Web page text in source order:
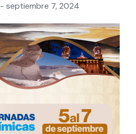
- septiembre 7, 2024